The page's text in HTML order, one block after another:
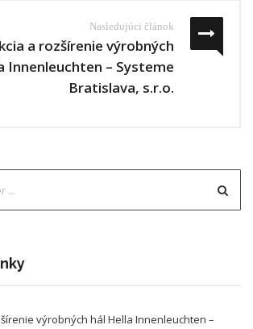
Nasledujúci článok
a rozšírenie výrobných
Innenleuchten – Systeme
Bratislava, s.r.o.
výrobných hál Hella Innenleuchten –